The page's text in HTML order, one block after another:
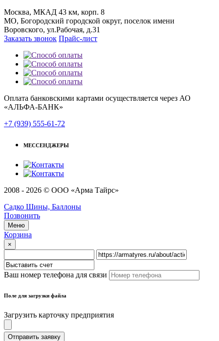
Москва, МКАД 43 км, корп. 8
МО, Богородский городской округ, поселок имени
Воровского, ул.Рабочая, д.31
Заказать звонок Прайс-лист
Оплата банковскими картами осуществляется через АО
«АЛЬФА-БАНК»
+7 (939) 555-61-72
МЕССЕНДЖЕРЫ
2008 - 2026 © ООО «Арма Тайрс»
Садко Шины, Баллоны
Позвонить
Меню
Корзина
×
Ваш номер телефона для связи
Поле для загрузки файла
Загрузить карточку предприятия
Отправить заявку